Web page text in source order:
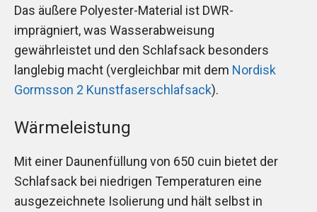
Das äußere Polyester-Material ist DWR-
imprägniert, was Wasserabweisung
gewährleistet und den Schlafsack besonders
langlebig macht (vergleichbar mit dem Nordisk
Gormsson 2 Kunstfaserschlafsack).
Wärmeleistung
Mit einer Daunenfüllung von 650 cuin bietet der
Schlafsack bei niedrigen Temperaturen eine
ausgezeichnete Isolierung und hält selbst in